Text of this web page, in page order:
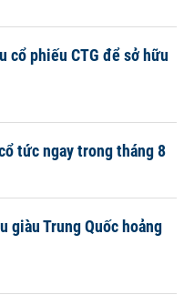
cổ phiếu CTG để sở hữu
tức ngay trong tháng 8
Trung Quốc hoảng